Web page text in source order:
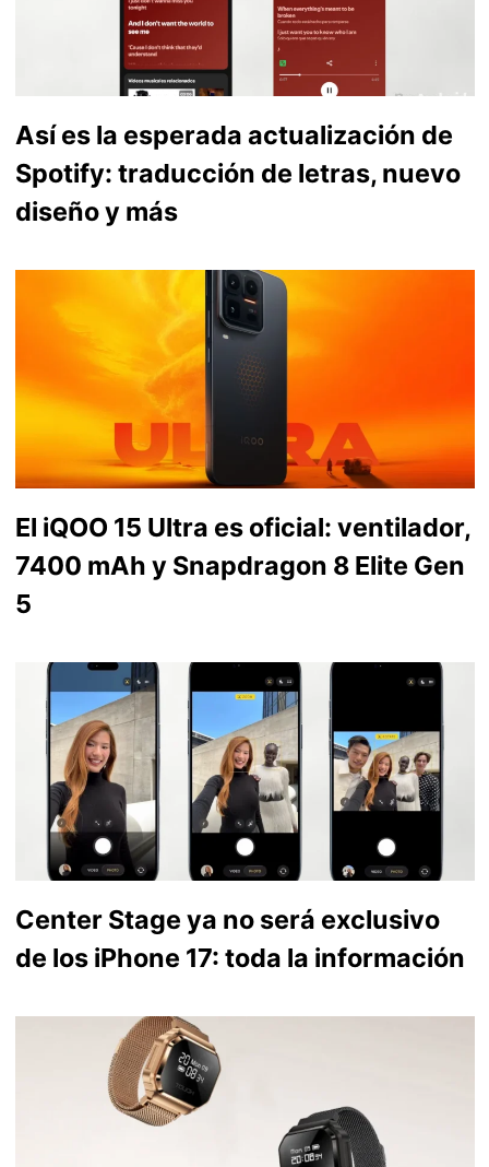
Así es la esperada actualización de
Spotify: traducción de letras, nuevo
diseño y más
El iQOO 15 Ultra es oficial: ventilador,
7400 mAh y Snapdragon 8 Elite Gen
5
Center Stage ya no será exclusivo
de los iPhone 17: toda la información